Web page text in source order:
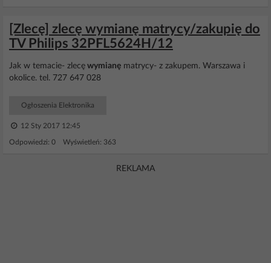
[Zlecę] zlecę wymianę matrycy/zakupię do
TV Philips 32PFL5624H/12
Jak w temacie- zlecę wymianę matrycy- z zakupem. Warszawa i
okolice. tel. 727 647 028
Ogłoszenia Elektronika
12 Sty 2017 12:45
Odpowiedzi: 0 Wyświetleń: 363
REKLAMA